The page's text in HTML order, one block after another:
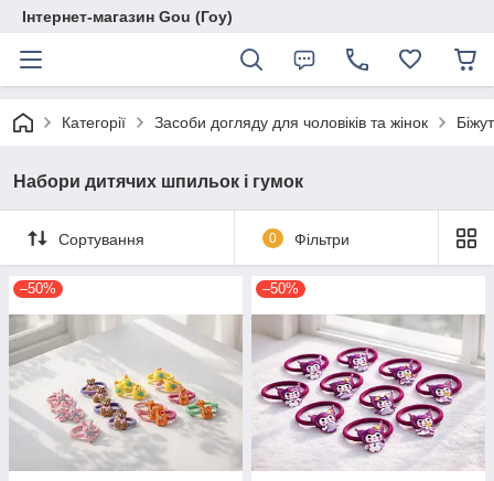
Інтернет-магазин Gou (Гоу)
Категорії Засоби догляду для чоловіків та жінок
Набори дитячих шпильок і гумок
Сортування 0 Фільтри
–50% –50%